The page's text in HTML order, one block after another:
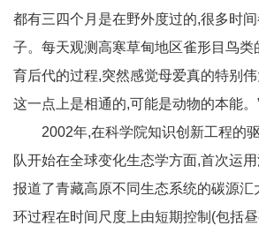
都有三四个月是在野外度过的,很多时
子。每天观测高寒草甸地区雀形目鸟类
育后代的过程,突然感觉母爱真的特别
这一点上是相通的,可能是动物的本能。
2002年,在科学院知识创新工程的驱
队开始在全球变化生态学方面,首次运
报道了青藏高原不同生态系统的碳源汇
环过程在时间尺度上由短期控制(包括